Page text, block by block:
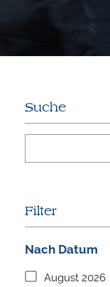
Suche
Filter
Nach Datum
August 2026